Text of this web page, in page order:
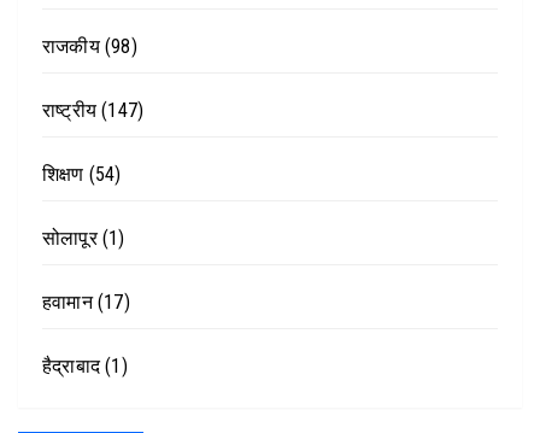
राजकीय(98)
राष्ट्रीय (147)
शिक्षण (54)
सोलापूर(1)
हवामान(17)
हैद्राबाद(1)